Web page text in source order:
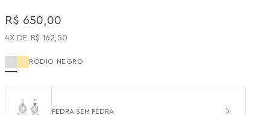
R$ 650,00
4 R$ 162,50
RÓDIO NEGRO
PEDRA SEM PEDRA